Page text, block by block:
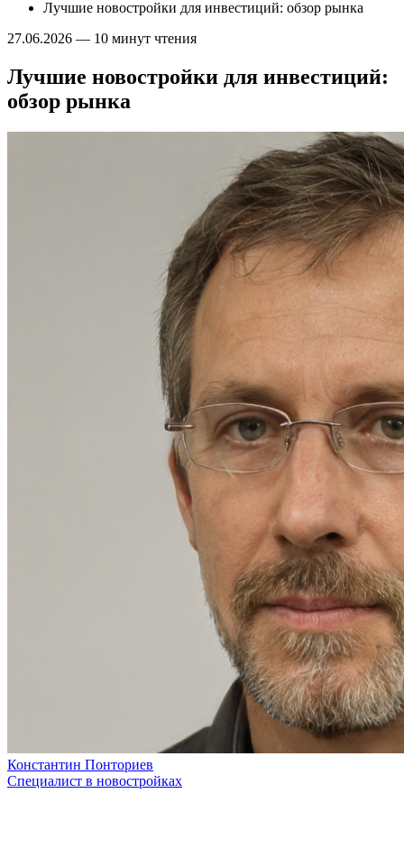
Лучшие новостройки для инвестиций: обзор рынка
27.06.2026 — 10 минут чтения
Лучшие новостройки для инвестиций:
обзор рынка
Константин Понториев
Специалист в новостройках